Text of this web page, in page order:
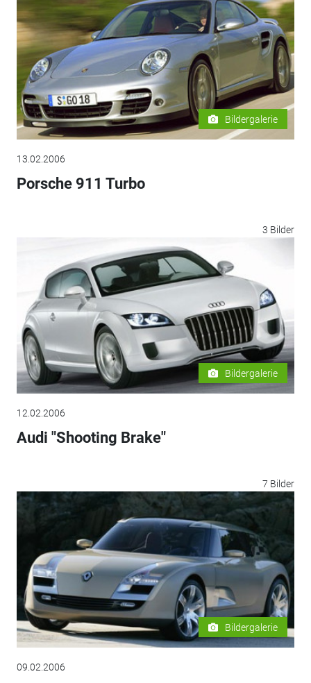
Bildergalerie
13.02.2006
Porsche 911 Turbo
3 Bilder
Bildergalerie
12.02.2006
Audi "Shooting Brake"
7 Bilder
Bildergalerie
09.02.2006